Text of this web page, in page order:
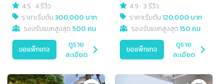
4.5 ·4 รีวิว
ราคาเริ่มต้น300,000 บาท
รองรับแขกสูงสุด 500 คน
ขอแพ็กเกจ
ดูราย
ละเอียด
4.9 · 3 รีวิว
ราคาเริ่มต้น120,000 บาท
รองรับแขกสูงสุด150 คน
ขอแพ็กเกจ
ดูราย
ละเอียด